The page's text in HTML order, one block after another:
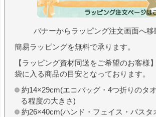
バナーからラッピング注文画面へ移
簡易ラッピングを無料で承ります。
【ラッピング資材同送をご希望のお客様
袋に入る商品の目安となっております。
約14×29cm(エコバッグ・4つ折りのタ
る程度の大きさ)
約26×40cm(ハンド・フェイス・バスタ